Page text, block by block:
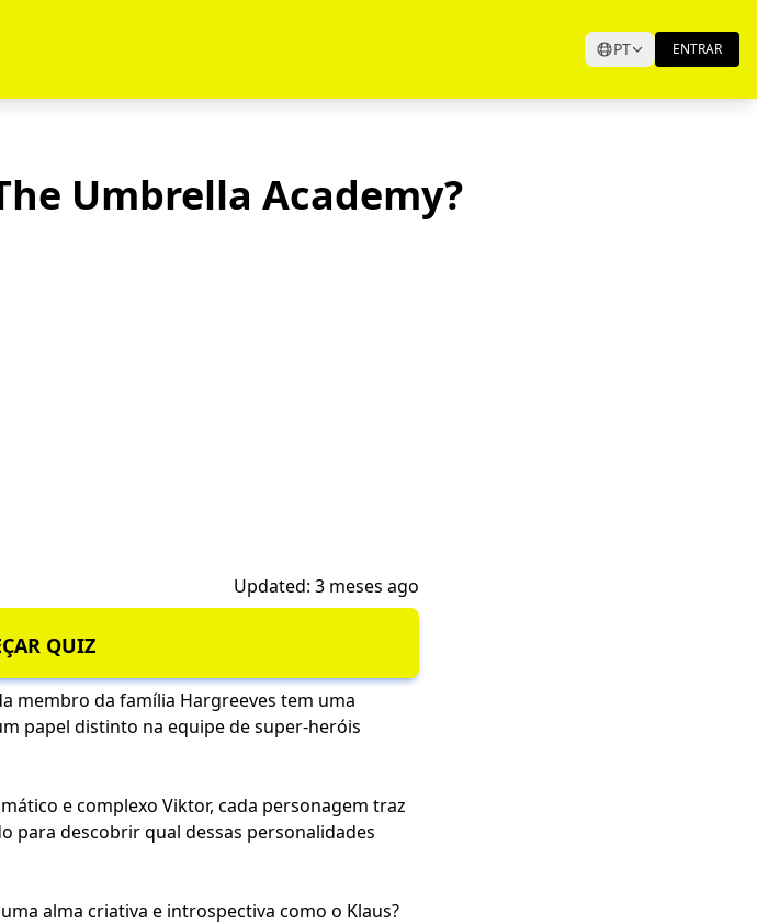
PT ENTRAR
Umbrella Academy?
Updated: 3 meses ago
QUIZ
membro da família Hargreeves tem uma
papel distinto na equipe de super-heróis
e complexo Viktor, cada personagem traz
para descobrir qual dessas personalidades
alma criativa e introspectiva como o Klaus?